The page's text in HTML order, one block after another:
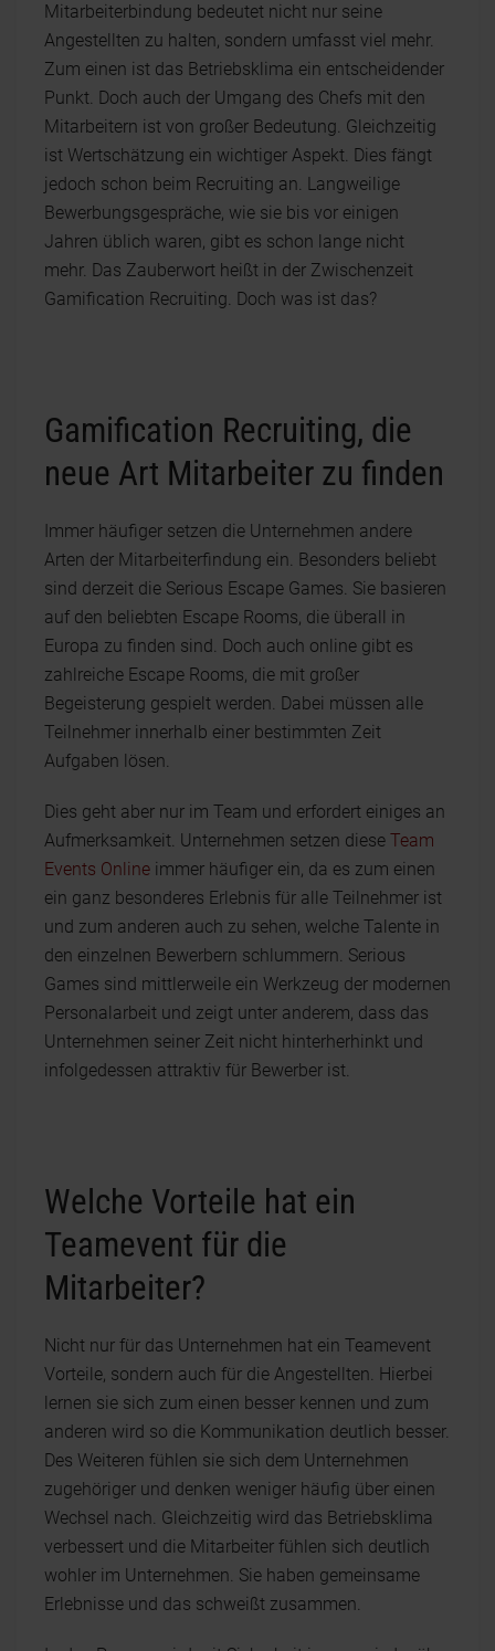
Mitarbeiterbindung bedeutet nicht nur seine
Angestellten zu halten, sondern umfasst viel mehr.
Zum einen ist das Betriebsklima ein entscheidender
Punkt. Doch auch der Umgang des Chefs mit den
Mitarbeitern ist von großer Bedeutung. Gleichzeitig
ist Wertschätzung ein wichtiger Aspekt. Dies fängt
jedoch schon beim Recruiting an. Langweilige
Bewerbungsgespräche, wie sie bis vor einigen
Jahren üblich waren, gibt es schon lange nicht
mehr. Das Zauberwort heißt in der Zwischenzeit
Gamification Recruiting. Doch was ist das?
Gamification Recruiting, die
neue Art Mitarbeiter zu finden
Immer häufiger setzen die Unternehmen andere
Arten der Mitarbeiterfindung ein. Besonders beliebt
sind derzeit die Serious Escape Games. Sie basieren
auf den beliebten Escape Rooms, die überall in
Europa zu finden sind. Doch auch online gibt es
zahlreiche Escape Rooms, die mit großer
Begeisterung gespielt werden. Dabei müssen alle
Teilnehmer innerhalb einer bestimmten Zeit
Aufgaben lösen.
Dies geht aber nur im Team und erfordert einiges an
Aufmerksamkeit. Unternehmen setzen diese Team
Events Online immer häufiger ein, da es zum einen
ein ganz besonderes Erlebnis für alle Teilnehmer ist
und zum anderen auch zu sehen, welche Talente in
den einzelnen Bewerbern schlummern. Serious
Games sind mittlerweile ein Werkzeug der modernen
Personalarbeit und zeigt unter anderem, dass das
Unternehmen seiner Zeit nicht hinterherhinkt und
infolgedessen attraktiv für Bewerber ist.
Welche Vorteile hat ein
Teamevent für die
Mitarbeiter?
Nicht nur für das Unternehmen hat ein Teamevent
Vorteile, sondern auch für die Angestellten. Hierbei
lernen sie sich zum einen besser kennen und zum
anderen wird so die Kommunikation deutlich besser.
Des Weiteren fühlen sie sich dem Unternehmen
zugehöriger und denken weniger häufig über einen
Wechsel nach. Gleichzeitig wird das Betriebsklima
verbessert und die Mitarbeiter fühlen sich deutlich
wohler im Unternehmen. Sie haben gemeinsame
Erlebnisse und das schweißt zusammen.